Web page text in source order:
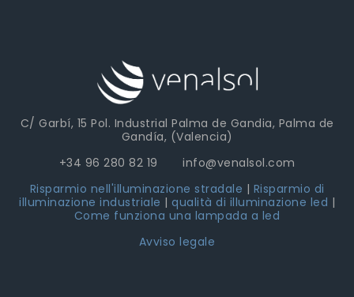
C/ Garbí, 15 Pol. Industrial Palma de Gandia, Palma de
Gandía, (Valencia)
+34 96 280 82 19 info@venalsol.com
Risparmio nell'illuminazione stradale | Risparmio di
illuminazione industriale | qualità di illuminazione led |
Come funziona una lampada a led
Avviso legale